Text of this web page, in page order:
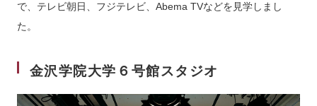
で、テレビ朝日、フジテレビ、Abema TVなどを見学しまし
た。
金沢学院大学６号館スタジオ